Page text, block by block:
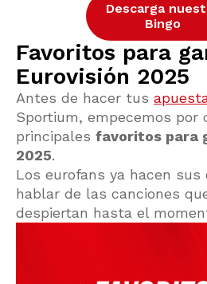
Descarga
Bingo
Favoritos para
Eurovisión 2025
Antes de hacer tus
Sportium, empecemos por
principales favoritos para
2025.
Los eurofans ya hacen sus
hablar de las canciones
despiertan hasta el